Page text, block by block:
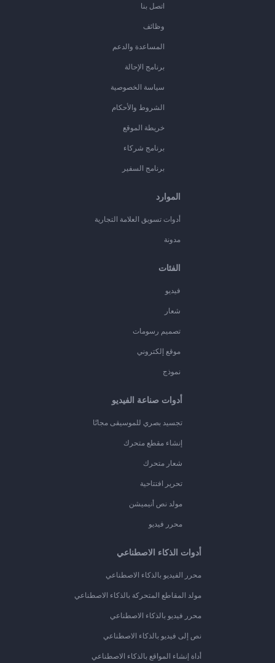
اتصل بنا
وظائف
المساعدة والدعم
برنامج الإحالة
سياسة الخصوصية
الشروط والأحكام
خريطة الموقع
برنامج شركاء
برنامج السفير
الموارد
أدوات تسويق العلامة التجارية
مدونة
الفئات
فيديو
شعار
تصميم رسومات
موقع إلكتروني
نموذج
أدوات صناعة الفيديو
تجسيد بصري للموسيقى مجانًا
إنشاء مقطع متحرك
شعار متحرك
تحرير افتتاحية
مولد نص أنيميشن
محرر فيديو
أدوات الذكاء الاصطناعي
محرر الفيديو بالذكاء الاصطناعي
مولد المقاطع المتحركة بالذكاء الاصطناعي
محرر فيديو بالذكاء الاصطناعي
نص إلى فيديو بالذكاء الاصطناعي
أداة إنشاء المواقع بالذكاء الاصطناعي